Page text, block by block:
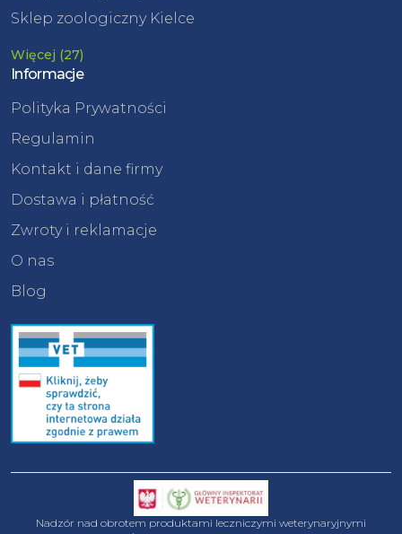
Sklep zoologiczny Kielce
Więcej (27)
Informacje
Polityka Prywatności
Regulamin
Kontakt i dane firmy
Dostawa i płatność
Zwroty i reklamacje
O nas
Blog
Nadzór nad obrotem produktami leczniczymi weterynaryjnymi